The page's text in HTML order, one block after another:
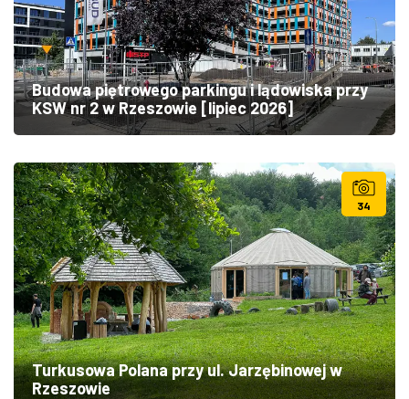
Budowa piętrowego parkingu i lądowiska przy
KSW nr 2 w Rzeszowie [lipiec 2026]
34
Turkusowa Polana przy ul. Jarzębinowej w
Rzeszowie